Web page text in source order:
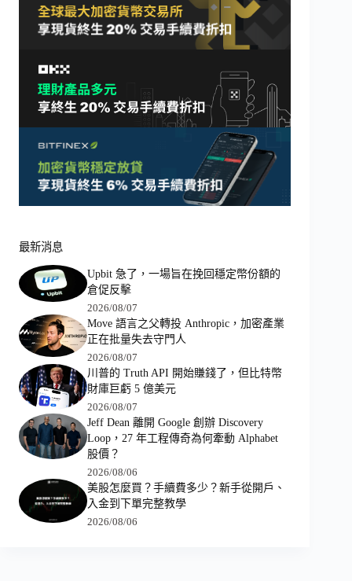
最新消息
Upbit 急了，一場旨在挽回穩定幣份額的
倉促反擊
2026/08/07
Move 語言之父轉投 Anthropic，加密產業
正在批量失去守門人
2026/08/07
川普的 Truth API 開始賺錢了，但比特幣
財庫巨虧 5 億美元
2026/08/07
Jeff Dean 離開 Google 創辦 Discovery
Loop，27 年工程傳奇為何牽動 Alphabet
股價？
2026/08/06
美股怎麼買？手續費多少？新手從開戶、
入金到下單完整教學
2026/08/06